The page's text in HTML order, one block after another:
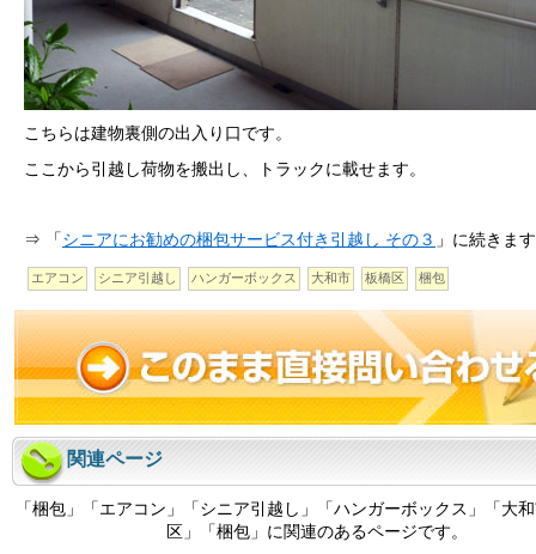
こちらは建物裏側の出入り口です。
ここから引越し荷物を搬出し、トラックに載せます。
⇒ 「 シニアにお勧めの梱包サービス付き引越し その３ 」に続きま
エアコン シニア引越し ハンガーボックス 大和市 板橋区 梱包
関連ページ
「梱包」「エアコン」「シニア引越し」「ハンガーボックス」「大
区」「梱包」に関連のあるページです。